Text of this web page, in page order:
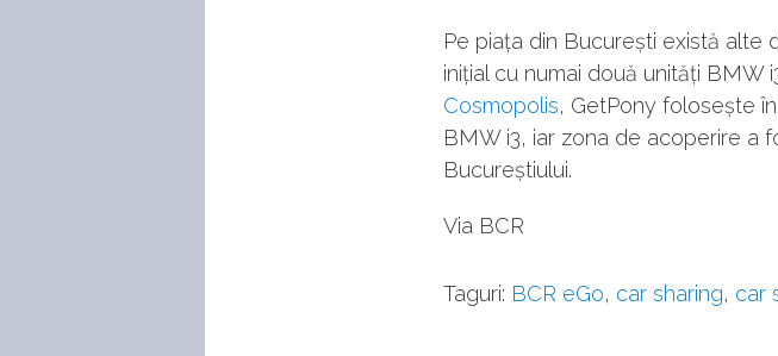
Pe piața din București există alte
inițial cu numai două unități BMW
Cosmopolis, GetPony folosește
BMW i3, iar zona de acoperire a
Bucureștiului.
Via BCR
Taguri: BCR eGo, car sharing, car